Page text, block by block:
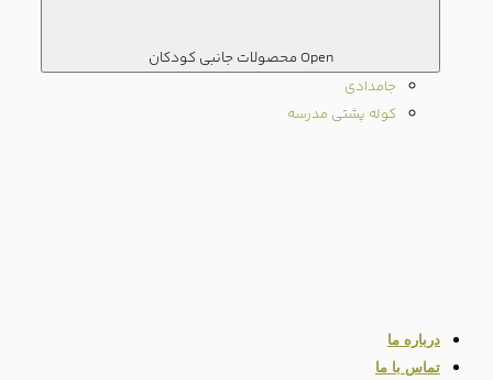
Open محصولات جانبی کودکان
جامدادی
کوله پشتی مدرسه
درباره ما
تماس با ما